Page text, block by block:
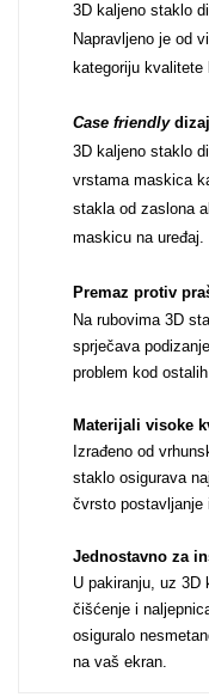
3D kaljeno staklo
Napravljeno je od
kategoriju
Case friendly
3D kaljeno staklo
vrstama maskica
stakla od zaslona
maskicu na uređaj.
Premaz protiv
Na rubovima 3D
sprječava
problem kod
Materijali visoke
Izrađeno od
staklo osigurava
čvrsto postavljanje
Jednostavno za
U pakiranju, uz 3D
čišćenje i
osiguralo
na vaš ekran.
Mandale / Cvjetni
motivi
Gaming motivi
Sportski motivi